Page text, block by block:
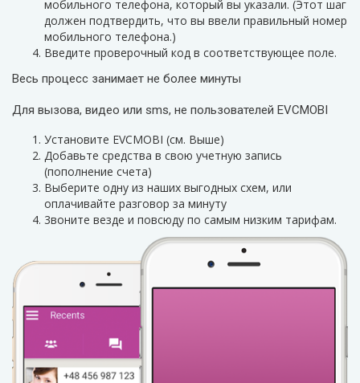
мобильного телефона, который вы указали. (Этот шаг
должен подтвердить, что вы ввели правильный номер
мобильного телефона.)
Введите проверочный код в соответствующее поле.
Весь процесс занимает не более минуты
Для вызова, видео или sms, не пользователей EVCMOBI
Установите EVCMOBI (см. Выше)
Добавьте средства в свою учетную запись
(пополнение счета)
Выберите одну из наших выгодных схем, или
оплачивайте разговор за минуту
3воните везде и повсюду по самым низким тарифам.